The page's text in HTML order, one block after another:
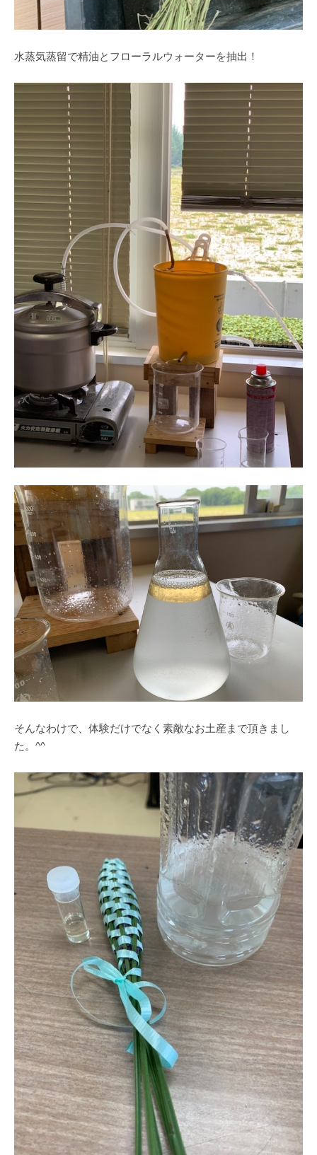
水蒸気蒸留で精油とフローラルウォーターを抽出！
そんなわけで、体験だけでなく素敵なお土産まで頂きまし
た。^^